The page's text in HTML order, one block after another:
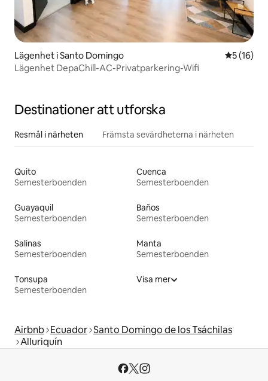
Lägenhet i Santo Domingo 5 av 5 i
5 (16)
Lägenhet DepaChill-AC-Privatparkering-Wifi
Destinationer att utforska
Resmål i närheten Främsta sevärdheterna i närheten
Quito
Semesterboenden
Cuenca
Semesterboenden
Guayaquil
Semesterboenden
Baños
Semesterboenden
Salinas
Semesterboenden
Manta
Semesterboenden
Tonsupa
Semesterboenden
Visa mer
Airbnb Ecuador Santo Domingo de los Tsáchilas
Alluriquín